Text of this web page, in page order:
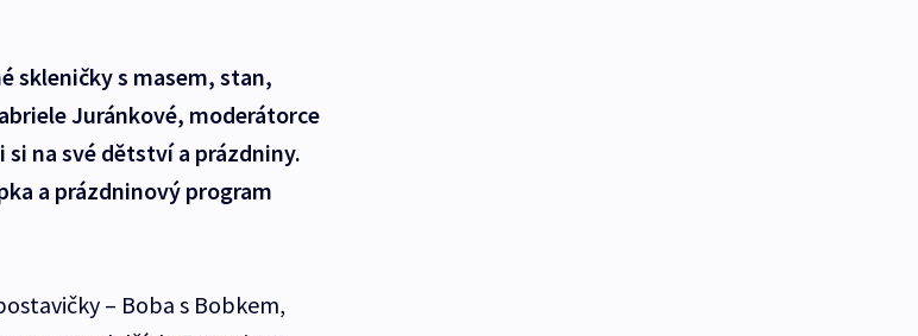
skleničky s masem, stan,
Juránkové, moderátorce
na své dětství a prázdniny.
a prázdninový program
– Boba s Bobkem,